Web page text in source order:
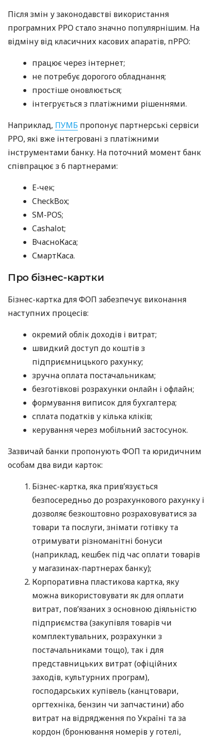
Після змін у законодавстві використання
програмних РРО стало значно популярнішим. На
відміну від класичних касових апаратів, пРРО:
працює через інтернет;
не потребує дорогого обладнання;
простіше оновлюється;
інтегрується з платіжними рішеннями.
Наприклад, ПУМБ пропонує партнерські сервіси
РРО, які вже інтегровані з платіжними
інструментами банку. На поточний момент банк
співпрацює з 6 партнерами:
E-чек;
CheckBox;
SM-POS;
Cashalot;
ВчасноКаса;
СмартКаса.
Про бізнес-картки
Бізнес-картка для ФОП забезпечує виконання
наступних процесів:
окремий облік доходів і витрат;
швидкий доступ до коштів з
підприємницького рахунку;
зручна оплата постачальникам;
безготівкові розрахунки онлайн і офлайн;
формування виписок для бухгалтера;
сплата податків у кілька кліків;
керування через мобільний застосунок.
Зазвичай банки пропонують ФОП та юридичним
особам два види карток:
Бізнес-картка, яка прив’язується
безпосередньо до розрахункового рахунку і
дозволяє безкоштовно розраховуватися за
товари та послуги, знімати готівку та
отримувати різноманітні бонуси
(наприклад, кешбек під час оплати товарів
у магазинах-партнерах банку);
Корпоративна пластикова картка, яку
можна використовувати як для оплати
витрат, пов’язаних з основною діяльністю
підприємства (закупівля товарів чи
комплектувальних, розрахунки з
постачальниками тощо), так і для
представницьких витрат (офіційних
заходів, культурних програм),
господарських купівель (канцтовари,
оргтехніка, бензин чи запчастини) або
витрат на відрядження по Україні та за
кордон (бронювання номерів у готелі,